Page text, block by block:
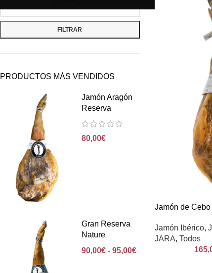
FILTRAR
PRODUCTOS MÁS VENDIDOS
Jamón Aragón
Reserva
80,00€
Gran Reserva
Nature
90,00€ - 95,00€
Jamón de
Jamón Ibérico,
JARA, Todos